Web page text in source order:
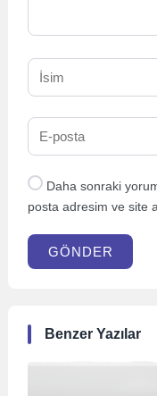
Daha sonraki
posta adresim ve site
GÖNDER
Benzer Yazılar